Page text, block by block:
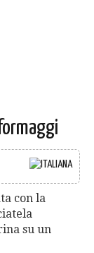
con la
su un